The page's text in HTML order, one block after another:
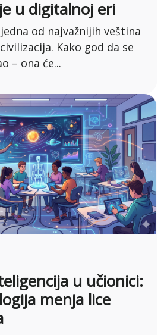
u digitalnoj eri
od najvažnijih veština
Kako god da se
– ona će...
u učionici:
menja lice